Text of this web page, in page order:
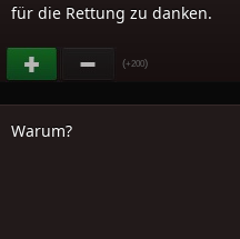
für die Rettung zu danken.
(+200)
Warum?